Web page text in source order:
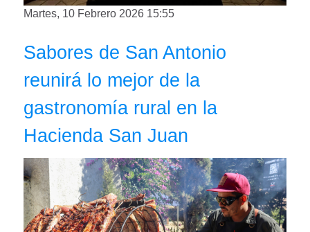
Martes, 10 Febrero 2026 15:55
Sabores de San Antonio
reunirá lo mejor de la
gastronomía rural en la
Hacienda San Juan